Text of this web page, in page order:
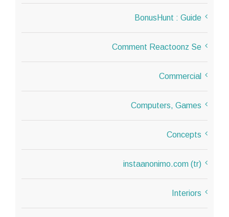
BonusHunt : Guide
Comment Reactoonz Se
Commercial
Computers, Games
Concepts
instaanonimo.com (tr)
Interiors